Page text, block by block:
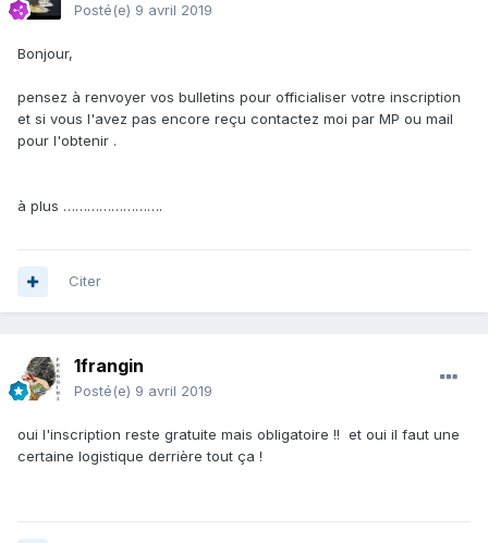
Posté(e) 9 avril 2019
Bonjour,
pensez à renvoyer vos bulletins pour officialiser votre inscription
et si vous l'avez pas encore reçu contactez moi par MP ou mail
pour l'obtenir .
à plus …………………….
Citer
1frangin
Posté(e) 9 avril 2019
oui l'inscription reste gratuite mais obligatoire !! et oui il faut une
certaine logistique derrière tout ça !